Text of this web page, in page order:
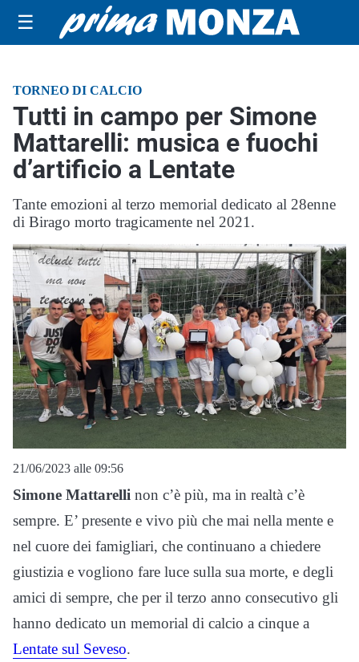
☰
TORNEO DI CALCIO
Tutti in campo per Simone
Mattarelli: musica e fuochi
d’artificio a Lentate
Tante emozioni al terzo memorial dedicato al 28enne
di Birago morto tragicamente nel 2021.
21/06/2023 alle 09:56
Simone Mattarelli non c’è più, ma in realtà c’è
sempre. E’ presente e vivo più che mai nella mente e
nel cuore dei famigliari, che continuano a chiedere
giustizia e vogliono fare luce sulla sua morte, e degli
amici di sempre, che per il terzo anno consecutivo gli
hanno dedicato un memorial di calcio a cinque a
Lentate sul Seveso.